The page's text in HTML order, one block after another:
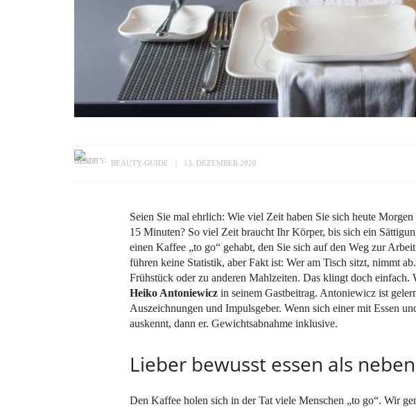
BEAUTY-GUIDE 13. DEZEMBER 2020
Seien Sie mal ehrlich: Wie viel Zeit haben Sie sich heute
15 Minuten? So viel Zeit braucht Ihr Körper, bis sich ein
einen Kaffee „to go“ gehabt, den Sie sich auf den Weg zur
führen keine Statistik, aber Fakt ist: Wer am Tisch sitzt, nimmt
Frühstück oder zu anderen Mahlzeiten. Das klingt doch einfach.
Heiko Antoniewicz in seinem Gastbeitrag. Antoniewicz ist
Auszeichnungen und Impulsgeber. Wenn sich einer mit Essen
auskennt, dann er. Gewichtsabnahme inklusive.
Lieber bewusst essen als
Den Kaffee holen sich in der Tat viele Menschen „to go“. Wir